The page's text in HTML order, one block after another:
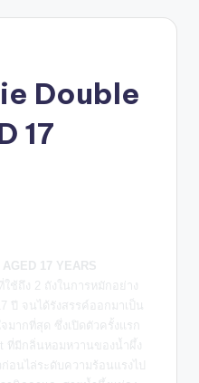
Double
17
17 YEARS
ช้ถึง 2 ถังในการหมักอย่าง
ปี จนได้รังสรรค์ออกมาเป็น
กที่สุด ซึ่งเปิดตัวครั้งแรก
ที่มีกลิ่นหอมหวานของน้ำผึ้ง
อนไล่ระดับความร้อนแรงไป